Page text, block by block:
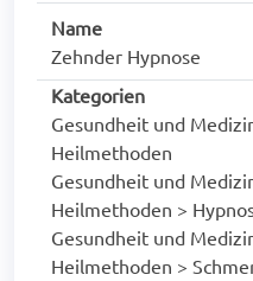
Name
Zehnder Hypnose
Kategorien
Gesundheit und
Heilmethoden
Gesundheit und
Heilmethoden >
Gesundheit und
Heilmethoden >